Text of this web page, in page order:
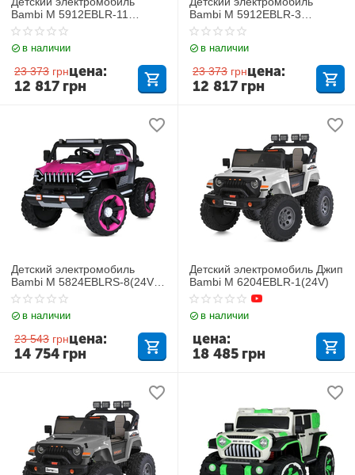
Bambi M 5912EBLR-11
Mercedes
в наличии
23 373 грн
12 817 грн
цена:
Bambi M 5912EBLR-3
Mercedes
в наличии
23 373 грн
12 817 грн
цена:
Детский электромобиль
Bambi M 5824EBLRS-8(24V)
Jeep
в наличии
23 543 грн
14 754 грн
цена:
Детский электромобиль Джип
Bambi M 6204EBLR-1(24V)
в наличии
18 485 грн
цена: